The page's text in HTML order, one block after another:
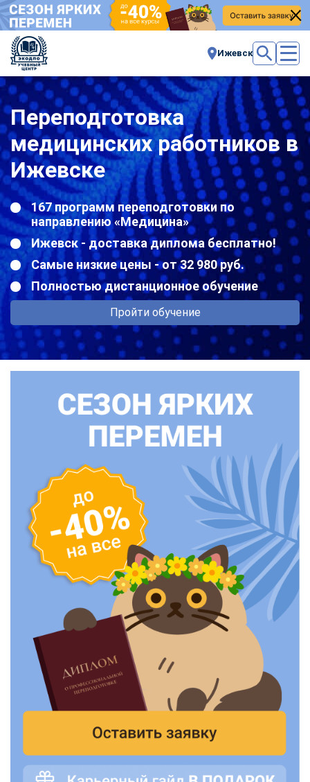
Ижевск
Переподготовка
медицинских работников в
Ижевске
167 программ переподготовки по
направлению «Медицина»
Ижевск - доставка диплома бесплатно!
Самые низкие цены - от 32 980 руб.
Полностью дистанционное обучение
Пройти обучение